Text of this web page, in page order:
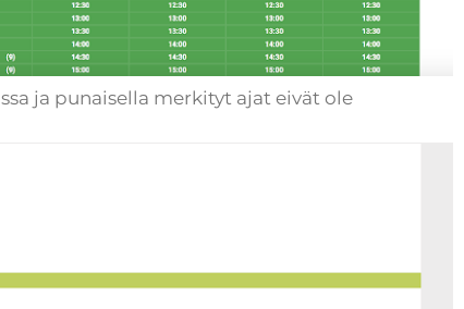
ja punaisella merkityt ajat eivät ole